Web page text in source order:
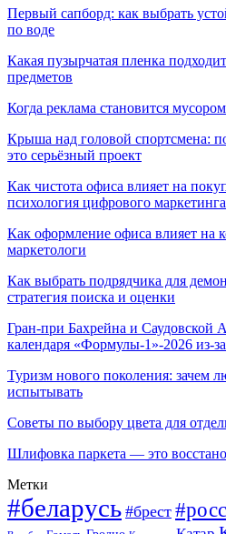
Первый сапборд: как выбрать
по воде
Какая пузырчатая пленка
предметов
Когда реклама становится мусором
Крыша над головой спортсмена:
это серьёзный проект
Как чистота офиса влияет на
психология цифрового маркетинга
Как оформление офиса влияет на
маркетологи
Как выбрать подрядчика для
стратегия поиска и оценки
Гран-при Бахрейна и Саудовской
календаря «Формулы-1»-2026 из-
Туризм нового поколения: зачем
испытывать
Советы по выбору цвета для
Шлифовка паркета — это
Метки
#беларусь #брест